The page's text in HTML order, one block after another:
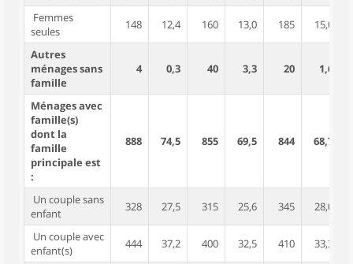
Femmes
seules
148 12,4 160 13,0 185 15,0
Autres
ménages sans
famille
4 0,3 40 3,3 20 1,6
Ménages avec
famille(s)
dont la
famille
principale est
:
888 74,5 855 69,5 844 68,7
Un couple sans
enfant
328 27,5 315 25,6 345 28,0
Un couple avec
enfant(s)
444 37,2 400 32,5 410 33,3